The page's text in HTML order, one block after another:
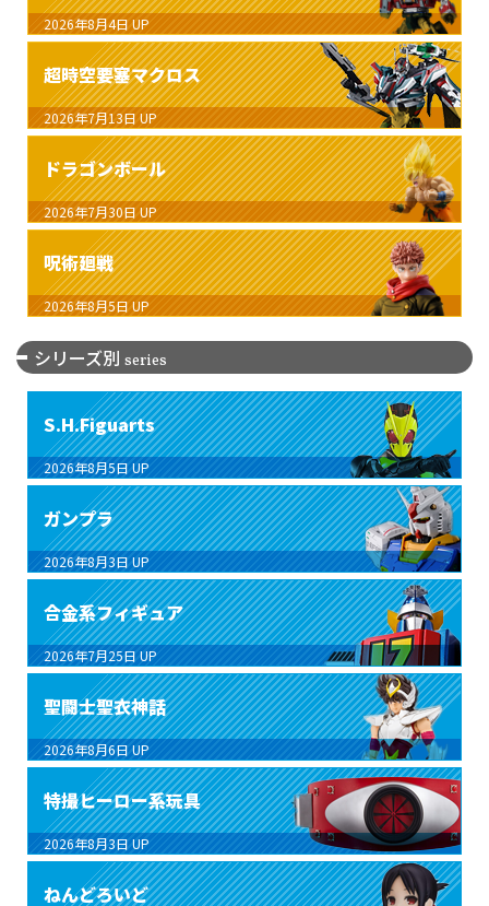
2026年8月4日 UP
超時空要塞マクロス
2026年7月13日 UP
ドラゴンボール
2026年7月30日 UP
呪術廻戦
2026年8月5日 UP
シリーズ別 series
S.H.Figuarts
2026年8月5日 UP
ガンプラ
2026年8月3日 UP
合金系フィギュア
2026年7月25日 UP
聖闘士聖衣神話
2026年8月6日 UP
特撮ヒーロー系玩具
2026年8月3日 UP
ねんどろいど